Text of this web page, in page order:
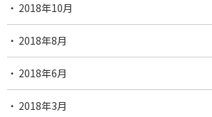
2018年10月
2018年8月
2018年6月
2018年3月